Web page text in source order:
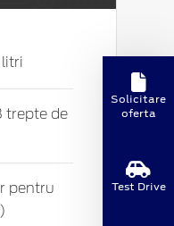
litri
trepte de
pentru
Solicitare
oferta
Test Drive